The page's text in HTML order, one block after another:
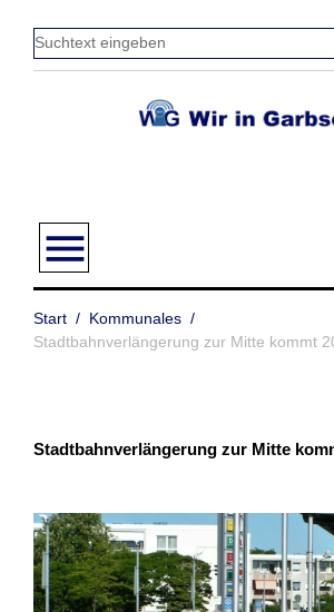
Inhalt
springen
menu
Start / Kommunales /
Stadtbahnverlängerung zur Mitte kommt
Stadtbahnverlängerung zur Mitte